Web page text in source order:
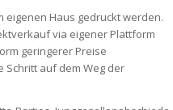
eigenen Haus gedruckt werden.
via eigener Plattform
geringerer Preise
Schritt auf dem Weg der